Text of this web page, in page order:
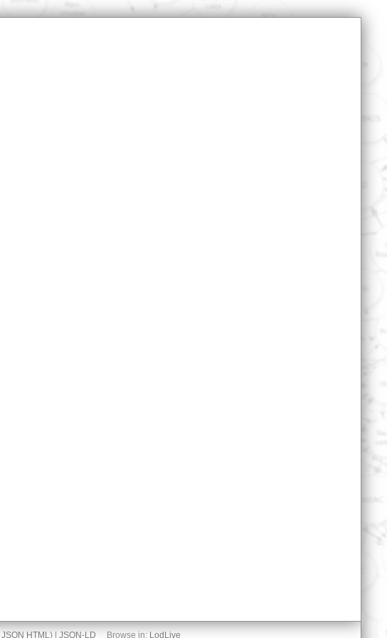
JSON HTML) | JSON-LD Browse in: LodLive